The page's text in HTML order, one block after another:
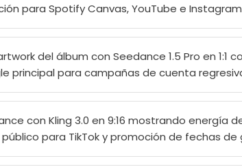
para Spotify Canvas, YouTube e Instagram
del álbum con Seedance 1.5 Pro en 1:1
principal para campañas de cuenta
con Kling 3.0 en 9:16 mostrando energía
para TikTok y promoción de fechas de